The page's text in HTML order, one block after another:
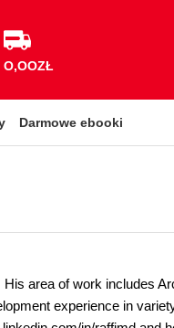
O,OOZŁ
Darmowe ebooki
area of work includes
experience in